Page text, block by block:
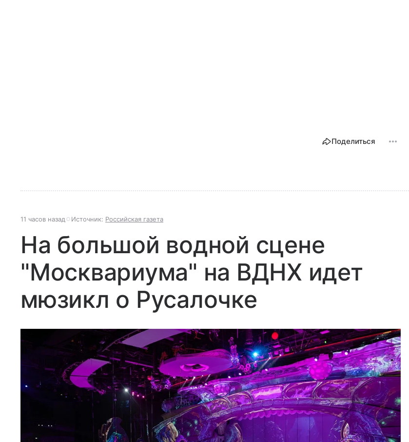
Поделиться
11 часов назад Источник: Российская газета
На большой водной сцене
"Москвариума" на ВДНХ идет
мюзикл о Русалочке